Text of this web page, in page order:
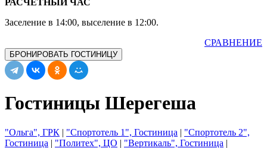
Заселение в 14:00, выселение в 12:00.
СРАВНЕНИЕ
БРОНИРОВАТЬ ГОСТИНИЦУ
Гостиницы Шерегеша
"Ольга", ГРК | "Спортотель 1", Гостиница | "Спортотель 2",
Гостиница | "Политех", ЦО | "Вертикаль", Гостиница |